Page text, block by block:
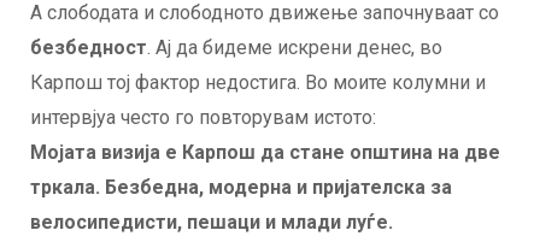
А слободата и слободното движење започнуваат со
безбедност. Ај да бидеме искрени денес, во
Карпош тој фактор недостига. Во моите колумни и
интервјуа често го повторувам истото:
Мојата визија е Карпош да стане општина на две
тркала. Безбедна, модерна и пријателска за
велосипедисти, пешаци и млади луѓе.